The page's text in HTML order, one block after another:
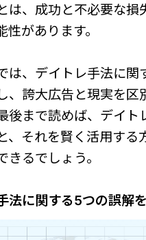
は、成功と不必要な損
性があります。
は、デイトレ手法に関
、誇大広告と現実を区
後まで読めば、デイト
、それを賢く活用する
きるでしょう。
法に関する5つの誤解